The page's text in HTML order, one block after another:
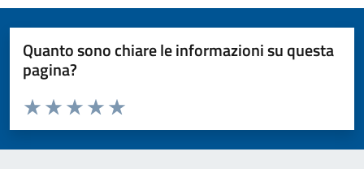
Quanto sono chiare le informazioni su questa
pagina?
Valuta da 1 a 5 stelle la pagina
Valuta 5 stelle su 5
Valuta 4 stelle su 5
Valuta 3 stelle su 5
Valuta 2 stelle su 5
Valuta 1 stelle su 5